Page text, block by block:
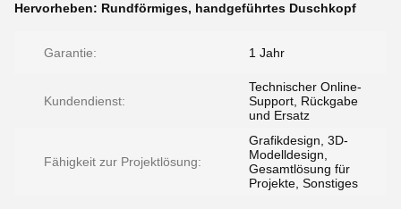
Hervorheben: Rundförmiges, handgeführtes Duschkopf
Garantie: 1 Jahr
Kundendienst:
Technischer Online-
Support, Rückgabe
und Ersatz
Fähigkeit zur Projektlösung:
Grafikdesign, 3D-
Modelldesign,
Gesamtlösung für
Projekte, Sonstiges